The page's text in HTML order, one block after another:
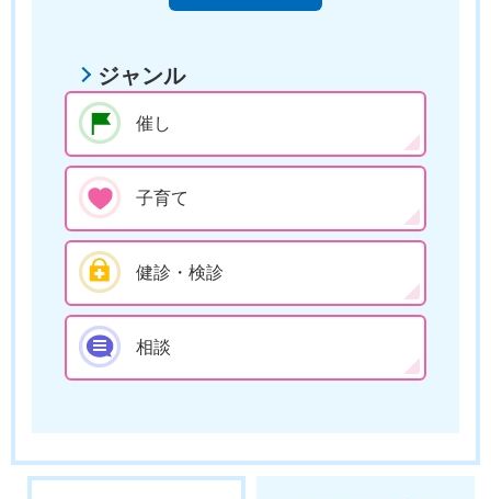
ジャンル
催し
子育て
健診・検診
相談